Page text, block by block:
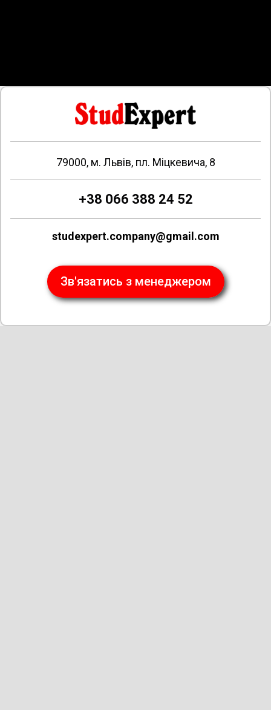
79000, м. Львів, пл. Міцкевича, 8
+38 066 388 24 52
studexpert.company@gmail.com
Зв'язатись з менеджером